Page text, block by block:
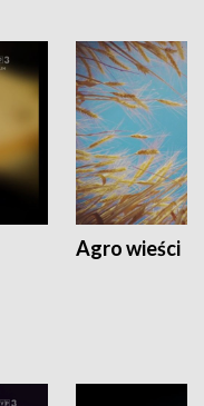
Agro wieści